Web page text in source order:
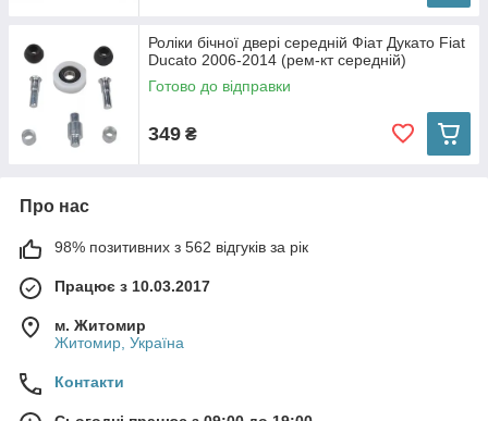
Роліки бічної двері середній Фіат Дукато Fiat
Ducato 2006-2014 (рем-кт середній)
Готово до відправки
349 ₴
Про нас
98% позитивних з 562 відгуків за рік
Працює з 10.03.2017
м. Житомир
Житомир, Україна
Контакти